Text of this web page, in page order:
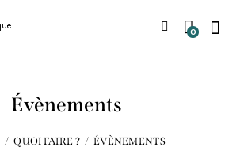
0
Évènements
QUOI FAIRE ? ÉVÈNEMENTS